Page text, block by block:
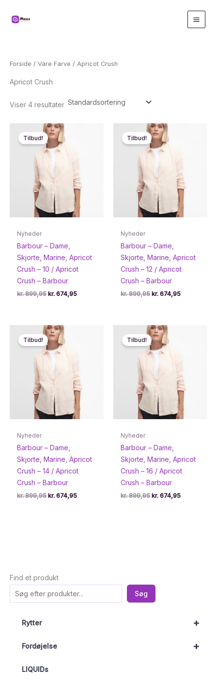
Find et produkt
Søg
+
Rytter
+
Fordøjelse
LIQUIDs
Forside / Vare Farve / Apricot Crush
Apricot Crush
Viser 4 resultater
Tilbud!
Nyheder
Barbour – Dame,
Skjorte, Marine, Apricot
Crush – 10 / Apricot
Crush – Barbour
kr.899,95 Den
kr. 899,95.
kr. 674,95Den
Tilbud!
Nyheder
Barbour – Dame,
Skjorte, Marine, Apricot
Crush – 12 / Apricot
Crush – Barbour
kr.899,95 Den
kr. 899,95.
kr. 674,95Den
Tilbud!
Nyheder
Barbour – Dame,
Skjorte, Marine, Apricot
Crush – 14 / Apricot
Crush – Barbour
kr.899,95 Den
kr. 674,95Den
Tilbud!
Nyheder
Barbour – Dame,
Skjorte, Marine, Apricot
Crush – 16 / Apricot
Crush – Barbour
kr.899,95 Den
kr. 674,95Den